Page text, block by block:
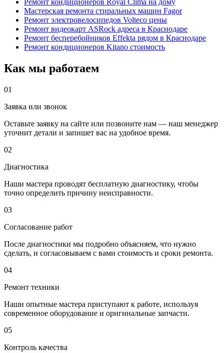
Мастерская ремонта стиральных машин Fagor
Ремонт электровелосипедов Volteco цены
Ремонт видеокарт ASRock адреса в Краснодаре
Ремонт бесперебойников Effekta рядом в Краснодаре
Ремонт кондиционеров Kitano стоимость
Как мы работаем
01
Заявка или звонок
Оставьте заявку на сайте или позвоните нам — наш менеджер
уточнит детали и запишет вас на удобное время.
02
Диагностика
Наши мастера проводят бесплатную диагностику, чтобы
точно определить причину неисправности.
03
Согласование работ
После диагностики мы подробно объясняем, что нужно
сделать, и согласовываем с вами стоимость и сроки ремонта.
04
Ремонт техники
Наши опытные мастера приступают к работе, используя
современное оборудование и оригинальные запчасти.
05
Контроль качества